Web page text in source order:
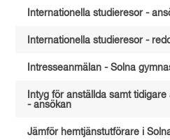
Internationella studieresor -
Internationella studieresor -
Intresseanmälan - Solna
Intyg för anställda samt
- ansökan
Jämför hemtjänstutförare i